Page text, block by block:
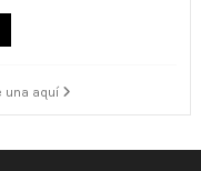
una aquí